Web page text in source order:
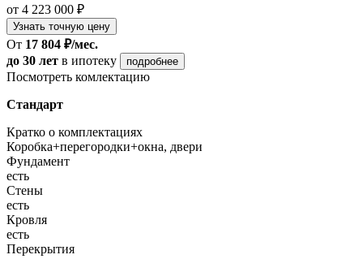
от 4 223 000 ₽
Узнать точную цену
От 17 804 ₽/мес.
до 30 лет в ипотеку подробнее
Посмотреть комлектацию
Стандарт
Кратко о комплектациях
Коробка+перегородки+окна, двери
Фундамент
есть
Стены
есть
Кровля
есть
Перекрытия